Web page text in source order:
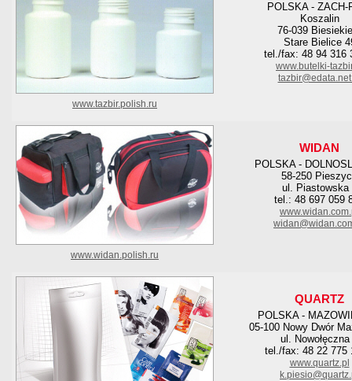
POLSKA - ZACH-
Koszalin
76-039
Stare Bielice
tel./fax: 48 94 316
www.butelki-
www.tazbir.polish.ru
WIDAN
POLSKA -
58-250
ul. Piastowska
tel.: 48 697 059
www.widan.polish.ru
QUARTZ
POLSKA -
05-100 Nowy Dwór
ul. Nowołęczna
tel./fax: 48 22 775
www.quartz.pl